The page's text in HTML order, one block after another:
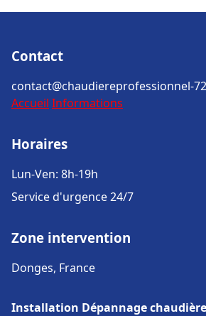
Contact
contact@chaudiereprofessionnel-
Accueil Informations
Horaires
Lun-Ven: 8h-19h
Service d'urgence 24/7
Zone intervention
Donges, France
Installation Dépannage